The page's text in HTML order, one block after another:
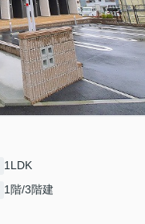
1LDK
1階/3階建